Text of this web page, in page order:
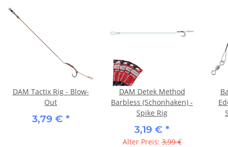
DAM Tactix Rig - Blow-
Out
3,79 € *
DAM Detek Method
Barbless (Schonhaken) -
Spike Rig
3,19 € *
Alter Preis:3,99 €